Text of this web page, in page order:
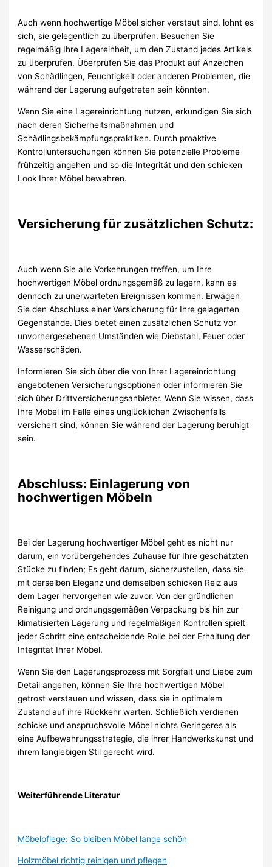
Auch wenn hochwertige Möbel sicher verstaut sind, lohnt es
sich, sie gelegentlich zu überprüfen. Besuchen Sie
regelmäßig Ihre Lagereinheit, um den Zustand jedes Artikels
zu überprüfen. Überprüfen Sie das Produkt auf Anzeichen
von Schädlingen, Feuchtigkeit oder anderen Problemen, die
während der Lagerung aufgetreten sein könnten.
Wenn Sie eine Lagereinrichtung nutzen, erkundigen Sie sich
nach deren Sicherheitsmaßnahmen und
Schädlingsbekämpfungspraktiken. Durch proaktive
Kontrolluntersuchungen können Sie potenzielle Probleme
frühzeitig angehen und so die Integrität und den schicken
Look Ihrer Möbel bewahren.
Versicherung für zusätzlichen Schutz:
Auch wenn Sie alle Vorkehrungen treffen, um Ihre
hochwertigen Möbel ordnungsgemäß zu lagern, kann es
dennoch zu unerwarteten Ereignissen kommen. Erwägen
Sie den Abschluss einer Versicherung für Ihre gelagerten
Gegenstände. Dies bietet einen zusätzlichen Schutz vor
unvorhergesehenen Umständen wie Diebstahl, Feuer oder
Wasserschäden.
Informieren Sie sich über die von Ihrer Lagereinrichtung
angebotenen Versicherungsoptionen oder informieren Sie
sich über Drittversicherungsanbieter. Wenn Sie wissen, dass
Ihre Möbel im Falle eines unglücklichen Zwischenfalls
versichert sind, können Sie während der Lagerung beruhigt
sein.
Abschluss: Einlagerung von
hochwertigen Möbeln
Bei der Lagerung hochwertiger Möbel geht es nicht nur
darum, ein vorübergehendes Zuhause für Ihre geschätzten
Stücke zu finden; Es geht darum, sicherzustellen, dass sie
mit derselben Eleganz und demselben schicken Reiz aus
dem Lager hervorgehen wie zuvor. Von der gründlichen
Reinigung und ordnungsgemäßen Verpackung bis hin zur
klimatisierten Lagerung und regelmäßigen Kontrollen spielt
jeder Schritt eine entscheidende Rolle bei der Erhaltung der
Integrität Ihrer Möbel.
Wenn Sie den Lagerungsprozess mit Sorgfalt und Liebe zum
Detail angehen, können Sie Ihre hochwertigen Möbel
getrost verstauen und wissen, dass sie in optimalem
Zustand auf ihre Rückkehr warten. Schließlich verdienen
schicke und anspruchsvolle Möbel nichts Geringeres als
eine Aufbewahrungsstrategie, die ihrer Handwerkskunst und
ihrem langlebigen Stil gerecht wird.
Weiterführende Literatur
Möbelpflege: So bleiben Möbel lange schön
Holzmöbel richtig reinigen und pflegen